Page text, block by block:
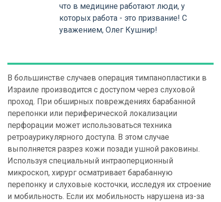
что в медицине работают люди, у
которых работа - это призвание! С
уважением, Олег Кушнир!
В большинстве случаев операция тимпанопластики в
Израиле производится с доступом через слуховой
проход. При обширных повреждениях барабанной
перепонки или периферической локализации
перфорации может использоваться техника
ретроаурикулярного доступа. В этом случае
выполняется разрез кожи позади ушной раковины.
Используя специальный интраоперционный
микроскоп, хирург осматривает барабанную
перепонку и слуховые косточки, исследуя их строение
и мобильность. Если их мобильность нарушена из-за